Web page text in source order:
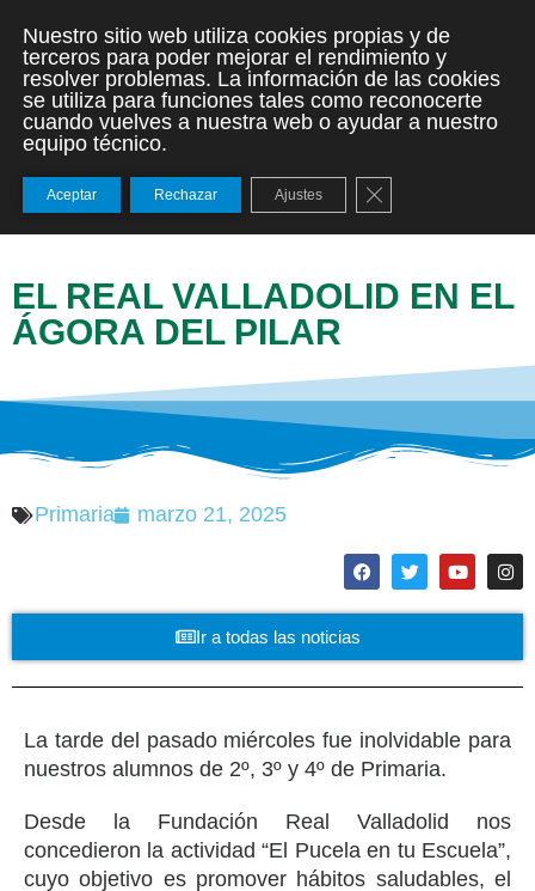
EL REAL VALLADOLID EN EL
ÁGORA DEL PILAR
Primaria marzo 21, 2025
Ir a todas las noticias
La tarde del pasado miércoles fue inolvidable para
nuestros alumnos de 2º, 3º y 4º de Primaria.
Desde la Fundación Real Valladolid nos
concedieron la actividad “El Pucela en tu Escuela”,
cuyo objetivo es promover hábitos saludables, el
Nuestro sitio web utiliza cookies propias y de
terceros para poder mejorar el rendimiento y
resolver problemas. La información de las cookies
se utiliza para funciones tales como reconocerte
cuando vuelves a nuestra web o ayudar a nuestro
equipo técnico.
Aceptar Rechazar Ajustes Cerrar el banner de